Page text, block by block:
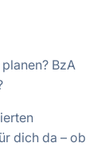
BzA
dich da – ob